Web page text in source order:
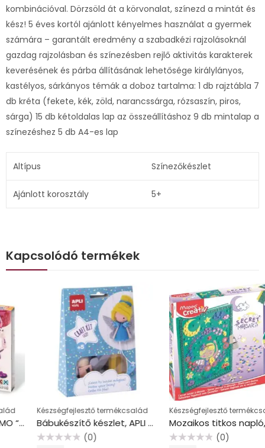
kombinációval. Dörzsöld át a körvonalat, színezd a mintát és
kész! 5 éves kortól ajánlott kényelmes használat a gyermek
számára – garantált eredmény a szabadkézi rajzolásoknál
gazdag rajzolásban és színezésben rejlő aktivitás karakterek
keverésének és párba állításának lehetősége királylányos,
kastélyos, sárkányos témák a doboz tartalma: 1 db rajztábla 7
db kréta (fekete, kék, zöld, narancssárga, rózsaszín, piros,
sárga) 15 db kétoldalas lap az összeállításhoz 9 db mintalap a
színezéshez 5 db A4-es lap
Altípus Színezőkészlet
Ajánlott korosztály 5+
Kapcsolódó termékek
Készségfejlesztő termékcsalád
Bábukészítő készlet, APLI Kids “Craft Kit”, tündér
(0)
Készségfejlesztő termékcsalád
Mozaikos titkos napló, MAPED CREATIV, “Secret Mosaics”
(0)